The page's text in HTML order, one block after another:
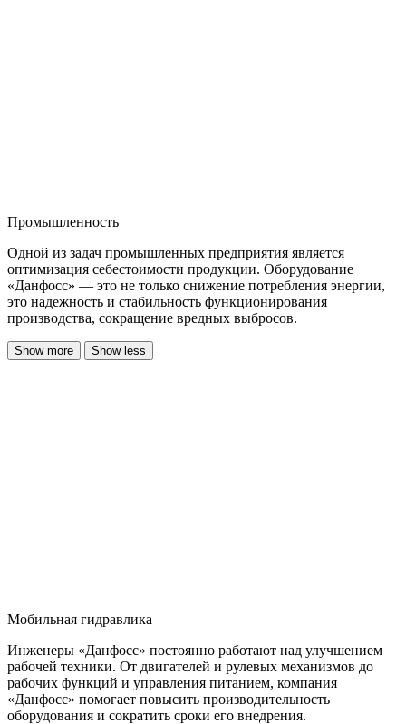
Промышленность
Одной из задач промышленных предприятия является
оптимизация себестоимости продукции. Оборудование
«Данфосс» — это не только снижение потребления энергии,
это надежность и стабильность функционирования
производства, сокращение вредных выбросов.
Show more Show less
Мобильная гидравлика
Инженеры «Данфосс» постоянно работают над улучшением
рабочей техники. От двигателей и рулевых механизмов до
рабочих функций и управления питанием, компания
«Данфосс» помогает повысить производительность
оборудования и сократить сроки его внедрения.